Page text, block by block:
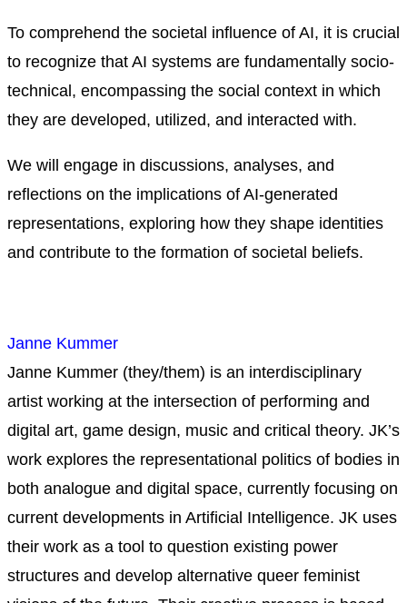
To comprehend the societal influence of AI, it is crucial
to recognize that AI systems are fundamentally socio-
technical, encompassing the social context in which
they are developed, utilized, and interacted with.
We will engage in discussions, analyses, and
reflections on the implications of AI-generated
representations, exploring how they shape identities
and contribute to the formation of societal beliefs.
Janne Kummer
Janne Kummer (they/them) is an interdisciplinary
artist working at the intersection of performing and
digital art, game design, music and critical theory. JK’s
work explores the representational politics of bodies in
both analogue and digital space, currently focusing on
current developments in Artificial Intelligence. JK uses
their work as a tool to question existing power
structures and develop alternative queer feminist